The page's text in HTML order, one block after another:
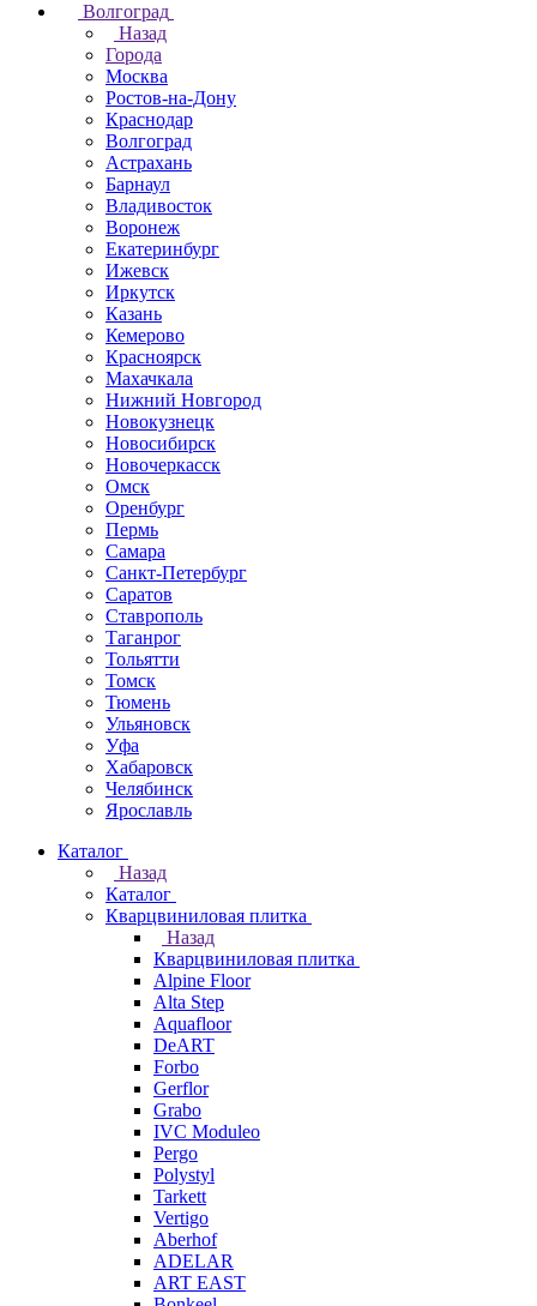
Волгоград
Назад
Города
Москва
Ростов-на-Дону
Краснодар
Волгоград
Астрахань
Барнаул
Владивосток
Воронеж
Екатеринбург
Ижевск
Иркутск
Казань
Кемерово
Красноярск
Махачкала
Нижний Новгород
Новокузнецк
Новосибирск
Новочеркаcск
Омск
Оренбург
Пермь
Самара
Санкт-Петербург
Саратов
Ставрополь
Таганрог
Тольятти
Томск
Тюмень
Ульяновск
Уфа
Хабаровск
Челябинск
Ярославль
Каталог
Назад
Каталог
Кварцвиниловая плитка
Назад
Кварцвиниловая плитка
Alpine Floor
Alta Step
Aquafloor
DeART
Forbo
Gerflor
Grabo
IVC Moduleo
Pergo
Polystyl
Tarkett
Vertigo
Aberhof
ADELAR
ART EAST